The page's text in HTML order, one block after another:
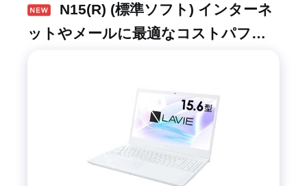
N15(R) (標準ソフト) インターネ
ットやメールに最適なコストパフォ